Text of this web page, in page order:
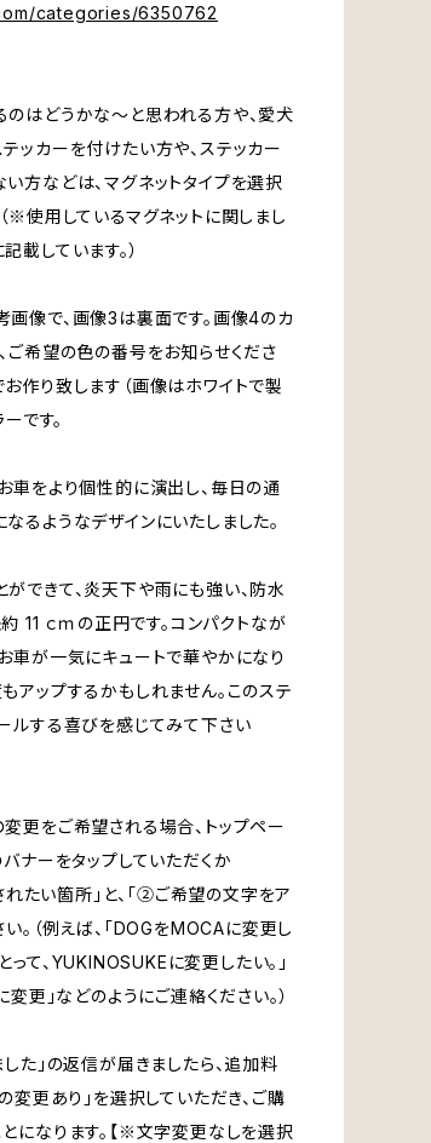
categories/6350762
はどうかな～と思われる方や、愛犬
ッカーを付けたい方や、ステッカー
方などは、マグネットタイプを選択
※使用しているマグネットに関しまし
載しています。）
像で、画像3は裏面です。画像4のカ
ご希望の色の番号をお知らせくださ
作り致します（画像はホワイトで製
です。
車をより個性的に演出し、毎日の通
るようなデザインにいたしました。
できて、炎天下や雨にも強い、防水
11 ｃｍの正円です。コンパクトなが
車が一気にキュートで華やかになり
アップするかもしれません。このステ
ルする喜びを感じてみて下さい
更をご希望される場合、トップペー
バナーをタップしていただくか
たい箇所」と、「②ご希望の文字をア
。（例えば、「DOGをMOCAに変更し
って、YUKINOSUKEに変更したい。」
更」などのようにご連絡ください。）
した」の返信が届きましたら、追加料
変更あり」を選択していただき、ご購
になります。【※文字変更なしを選択